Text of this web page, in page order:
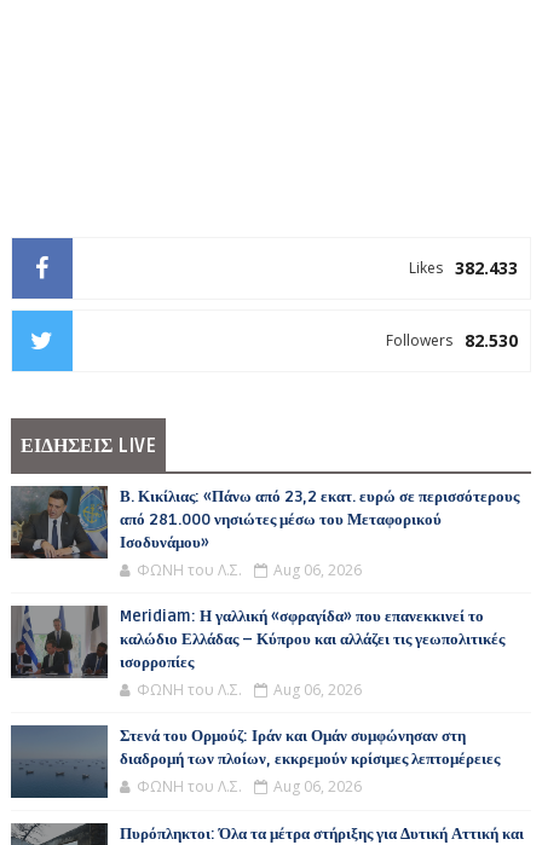
382.433
Likes
82.530
Followers
ΕΙΔΗΣΕΙΣ LIVE
Β. Κικίλιας: «Πάνω από 23,2 εκατ. ευρώ σε περισσότερους
από 281.000 νησιώτες μέσω του Μεταφορικού
Ισοδυνάμου»
ΦΩΝΗ του Λ.Σ. Aug 06, 2026
Meridiam: Η γαλλική «σφραγίδα» που επανεκκινεί το
καλώδιο Ελλάδας – Κύπρου και αλλάζει τις γεωπολιτικές
ισορροπίες
ΦΩΝΗ του Λ.Σ. Aug 06, 2026
Στενά του Ορμούζ: Ιράν και Ομάν συμφώνησαν στη
διαδρομή των πλοίων, εκκρεμούν κρίσιμες λεπτομέρειες
ΦΩΝΗ του Λ.Σ. Aug 06, 2026
Πυρόπληκτοι: Όλα τα μέτρα στήριξης για Δυτική Αττική και